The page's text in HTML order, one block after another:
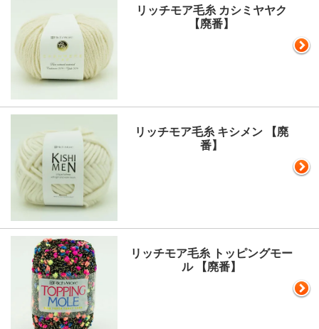
リッチモア毛糸 カシミヤヤク
【廃番】
リッチモア毛糸 キシメン 【廃
番】
リッチモア毛糸 トッピングモー
ル 【廃番】